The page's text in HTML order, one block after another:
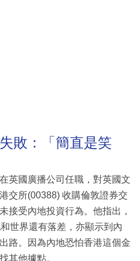
敗：「簡直是笑
英國廣播公司任職，對英國文
交所(00388) 收購倫敦證券交
接受內地投資行為。他指出，
世界還有落差，亦顯示到內
路。因為內地恐怕香港這個金
其他據點。